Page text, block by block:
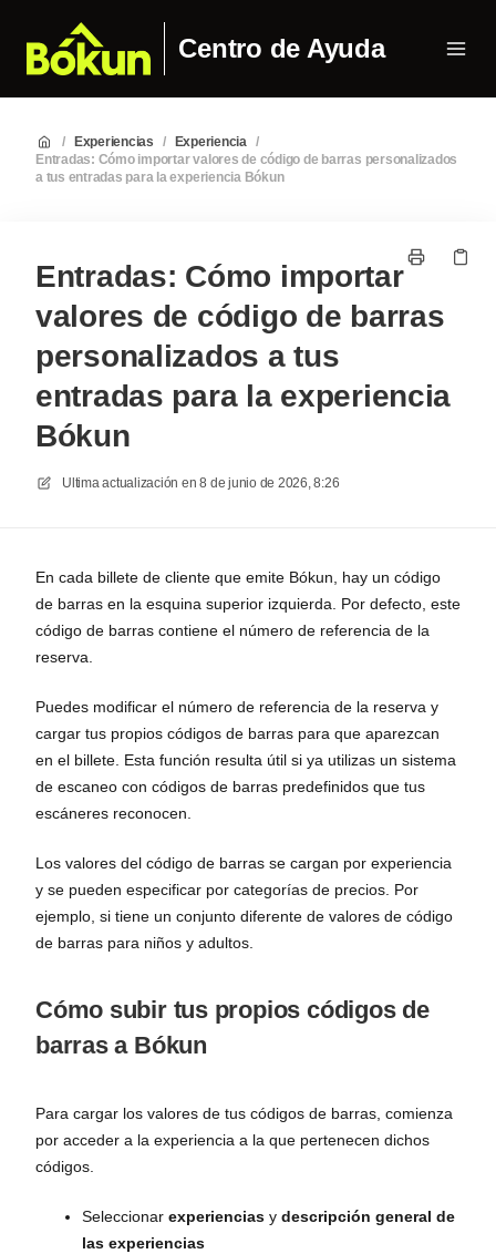
Centro de Ayuda
/ Experiencias / Experiencia /
Entradas: Cómo importar valores de código de barras personalizados
a tus entradas para la experiencia Bókun
Entradas: Cómo importar
valores de código de barras
personalizados a tus
entradas para la experiencia
Bókun
Ultima actualización en 8 de junio de 2026, 8:26
En cada billete de cliente que emite Bókun, hay un código
de barras en la esquina superior izquierda. Por defecto, este
código de barras contiene el número de referencia de la
reserva.
Puedes modificar el número de referencia de la reserva y
cargar tus propios códigos de barras para que aparezcan
en el billete. Esta función resulta útil si ya utilizas un sistema
de escaneo con códigos de barras predefinidos que tus
escáneres reconocen.
Los valores del código de barras se cargan por experiencia
y se pueden especificar por categorías de precios. Por
ejemplo, si tiene un conjunto diferente de valores de código
de barras para niños y adultos.
Cómo subir tus propios códigos de
barras a Bókun
Para cargar los valores de tus códigos de barras, comienza
por acceder a la experiencia a la que pertenecen dichos
códigos.
Seleccionar experiencias y descripción general de
las experiencias